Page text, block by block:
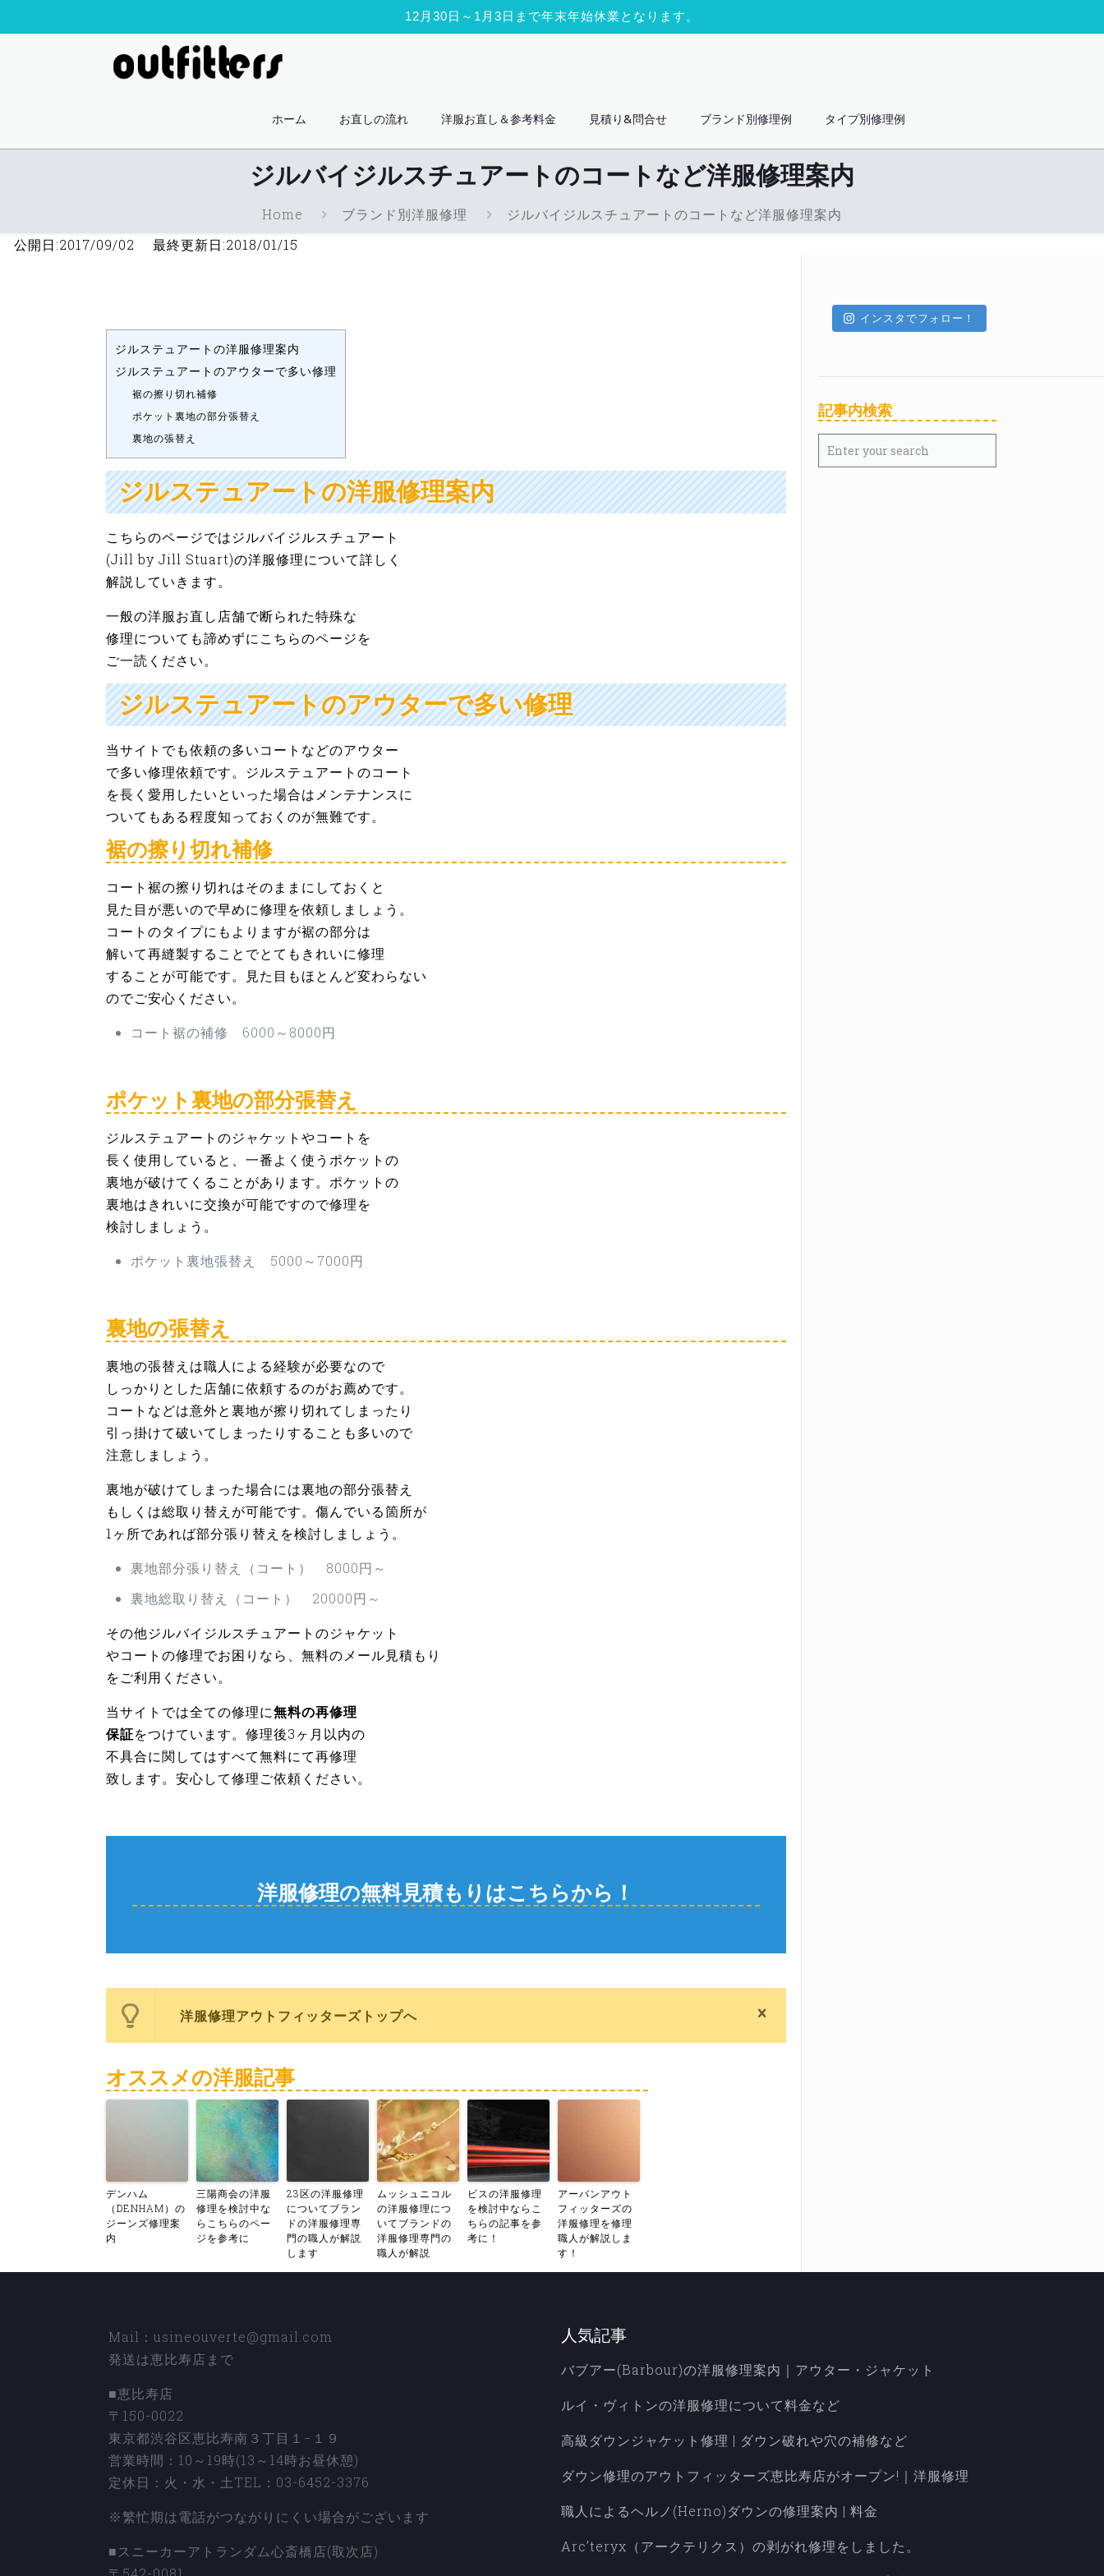
12月30日～1月3日まで年末年始休業となります。
ホーム お直しの流れ 洋服お直し＆参考料金 見積り&問合せ ブランド別修理例 タイプ別修理例
ジルバイジルスチュアートのコートなど洋服修理案内
Home ブランド別洋服修理
ジルバイジルスチュアートのコートなど洋服修理案内
公開日:2017/09/02 最終更新日:2018/01/15
ジルステュアートの洋服修理案内
ジルステュアートのアウターで多い修理
裾の擦り切れ補修
ポケット裏地の部分張替え
裏地の張替え
ジルステュアートの洋服修理案内
こちらのページではジルバイジルスチュアート
(Jill by Jill Stuart)の洋服修理について詳しく
解説していきます。
一般の洋服お直し店舗で断られた特殊な
修理についても諦めずにこちらのページを
ご一読ください。
ジルステュアートのアウターで多い修理
当サイトでも依頼の多いコートなどのアウター
で多い修理依頼です。ジルステュアートのコート
を長く愛用したいといった場合はメンテナンスに
ついてもある程度知っておくのが無難です。
裾の擦り切れ補修
コート裾の擦り切れはそのままにしておくと
見た目が悪いので早めに修理を依頼しましょう。
コートのタイプにもよりますが裾の部分は
解いて再縫製することでとてもきれいに修理
することが可能です。見た目もほとんど変わらない
のでご安心ください。
コート裾の補修 6000～8000円
ポケット裏地の部分張替え
ジルステュアートのジャケットやコートを
長く使用していると、一番よく使うポケットの
裏地が破けてくることがあります。ポケットの
裏地はきれいに交換が可能ですので修理を
検討しましょう。
ポケット裏地張替え 5000～7000円
裏地の張替え
裏地の張替えは職人による経験が必要なので
しっかりとした店舗に依頼するのがお薦めです。
コートなどは意外と裏地が擦り切れてしまったり
引っ掛けて破いてしまったりすることも多いので
注意しましょう。
裏地が破けてしまった場合には裏地の部分張替え
もしくは総取り替えが可能です。傷んでいる箇所が
1ヶ所であれば部分張り替えを検討しましょう。
裏地部分張り替え（コート） 8000円～
裏地総取り替え（コート） 20000円～
その他ジルバイジルスチュアートのジャケット
やコートの修理でお困りなら、無料のメール見積もり
をご利用ください。
当サイトでは全ての修理に無料の再修理
保証をつけています。修理後3ヶ月以内の
不具合に関してはすべて無料にて再修理
致します。安心して修理ご依頼ください。
洋服修理の無料見積もりはこちらから！
洋服修理アウトフィッターズトップへ
オススメの洋服記事
デンハム
（DENHAM）の
ジーンズ修理案
内
三陽商会の洋服
修理を検討中な
らこちらのペー
ジを参考に
23区の洋服修理
についてブラン
ドの洋服修理専
門の職人が解説
します
ムッシュニコル
の洋服修理につ
いてブランドの
洋服修理専門の
職人が解説
ビスの洋服修理
を検討中ならこ
ちらの記事を参
考に！
アーバンアウト
フィッターズの
洋服修理を修理
職人が解説しま
す！
インスタでフォロー！
記事内検索
Mail：usineouverte@gmail.com
発送は恵比寿店まで
■恵比寿店
〒150-0022
東京都渋谷区恵比寿南３丁目１−１９
営業時間：10～19時(13～14時お昼休憩)
定休日：火・水・土TEL：03-6452-3376
※繁忙期は電話がつながりにくい場合がございます
■スニーカーアトランダム心斎橋店(取次店)
人気記事
バブアー(Barbour)の洋服修理案内｜アウター・ジャケット
ルイ・ヴィトンの洋服修理について料金など
高級ダウンジャケット修理 | ダウン破れや穴の補修など
ダウン修理のアウトフィッターズ恵比寿店がオープン!｜洋服修理
職人によるヘルノ(Herno)ダウンの修理案内 | 料金
Arc’teryx（アークテリクス）の剥がれ修理をしました。